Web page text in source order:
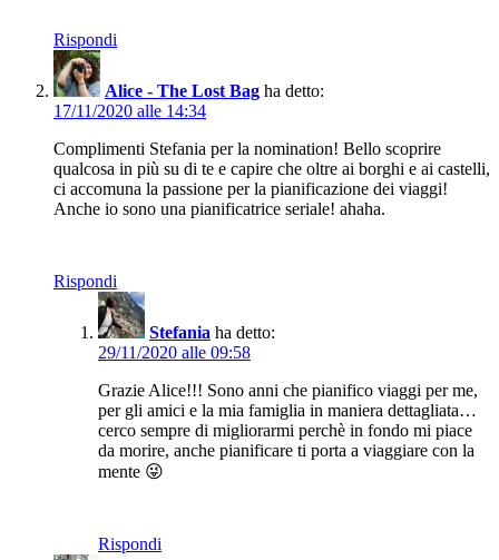
Rispondi
Alice - The Lost Bag ha detto:
17/11/2020 alle 14:34
Complimenti Stefania per la nomination! Bello scoprire
qualcosa in più su di te e capire che oltre ai borghi e ai castelli,
ci accomuna la passione per la pianificazione dei viaggi!
Anche io sono una pianificatrice seriale! ahaha.
Rispondi
Stefania ha detto:
29/11/2020 alle 09:58
Grazie Alice!!! Sono anni che pianifico viaggi per me,
per gli amici e la mia famiglia in maniera dettagliata…
cerco sempre di migliorarmi perchè in fondo mi piace
da morire, anche pianificare ti porta a viaggiare con la
mente 😜
Rispondi